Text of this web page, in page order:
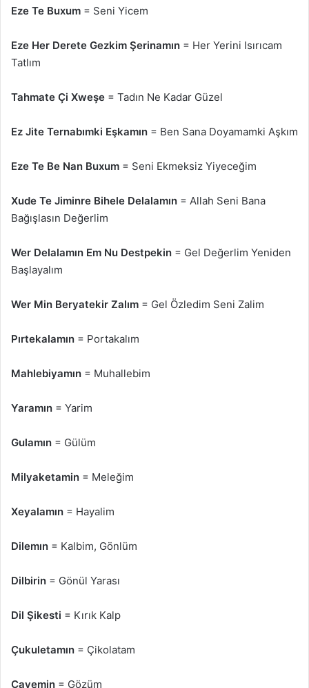
Eze Te Buxum = Seni Yicem
Eze Her Derete Gezkim Şerinamın = Her Yerini Isırıcam
Tatlım
Tahmate Çi Xweşe = Tadın Ne Kadar Güzel
Ez Jite Ternabımki Eşkamın = Ben Sana Doyamamki Aşkım
Eze Te Be Nan Buxum = Seni Ekmeksiz Yiyeceğim
Xude Te Jiminre Bihele Delalamın = Allah Seni Bana
Bağışlasın Değerlim
Wer Delalamın Em Nu Destpekin = Gel Değerlim Yeniden
Başlayalım
Wer Min Beryatekir Zalım = Gel Özledim Seni Zalim
Pırtekalamın = Portakalım
Mahlebiyamın = Muhallebim
Yaramın = Yarim
Gulamın = Gülüm
Milyaketamin = Meleğim
Xeyalamın = Hayalim
Dilemın = Kalbim, Gönlüm
Dilbirin = Gönül Yarası
Dil Şikesti = Kırık Kalp
Çukuletamın = Çikolatam
Çavemin = Gözüm